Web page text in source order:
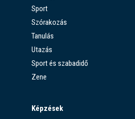
Sport
Szórakozás
Tanulás
Utazás
Sport és szabadidő
Zene
Képzések